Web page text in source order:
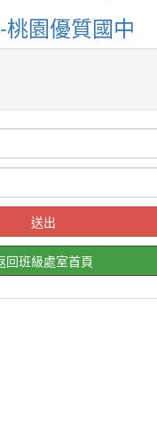
園優質國中
送出
回班級處室首頁